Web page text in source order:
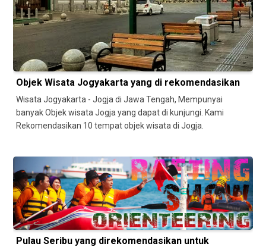
Objek Wisata Jogyakarta yang di rekomendasikan
Wisata Jogyakarta - Jogja di Jawa Tengah, Mempunyai
banyak Objek wisata Jogja yang dapat di kunjungi. Kami
Rekomendasikan 10 tempat objek wisata di Jogja.
Pulau Seribu yang direkomendasikan untuk